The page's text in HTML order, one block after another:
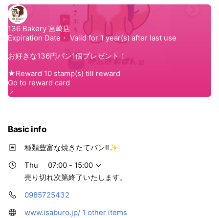
Basic info
種類豊富な焼きたてパン!!✨
Thu
07:00 - 15:00
売り切れ次第終了いたします。
0985725432
www.isaburo.jp/ 1 other items